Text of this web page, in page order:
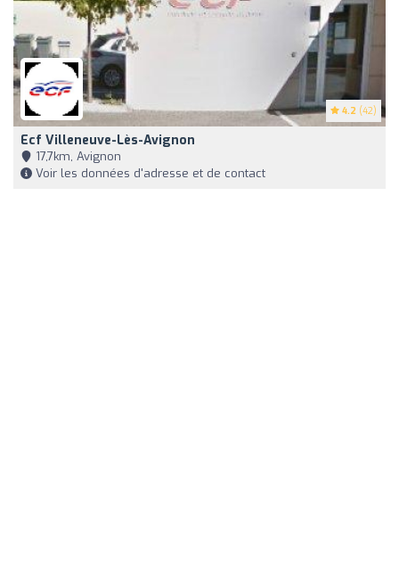
4.2 (42)
Ecf Villeneuve-Lès-Avignon
17,7km, Avignon
Voir les données d'adresse et de contact